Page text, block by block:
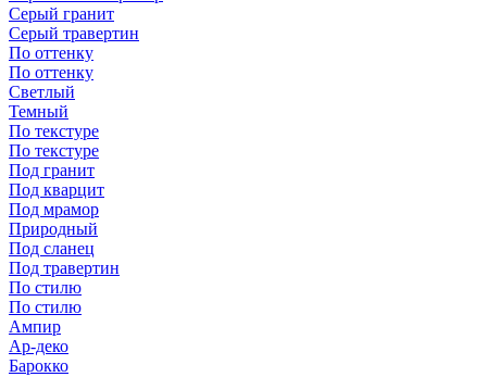
Серый гранит
Серый травертин
По оттенку
По оттенку
Светлый
Темный
По текстуре
По текстуре
Под гранит
Под кварцит
Под мрамор
Природный
Под сланец
Под травертин
По стилю
По стилю
Ампир
Ар-деко
Барокко